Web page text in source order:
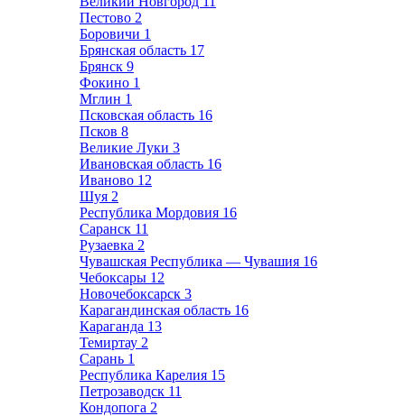
Пестово 2
Боровичи 1
Брянская область 17
Брянск 9
Фокино 1
Мглин 1
Псковская область 16
Псков 8
Великие Луки 3
Ивановская область 16
Иваново 12
Шуя 2
Республика Мордовия 16
Саранск 11
Рузаевка 2
Чувашская Республика — Чувашия 16
Чебоксары 12
Новочебоксарск 3
Карагандинская область 16
Караганда 13
Темиртау 2
Сарань 1
Республика Карелия 15
Петрозаводск 11
Кондопога 2